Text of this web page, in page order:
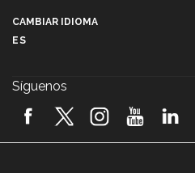
2026! (video)
CAMBIAR IDIOMA
ES
Síguenos